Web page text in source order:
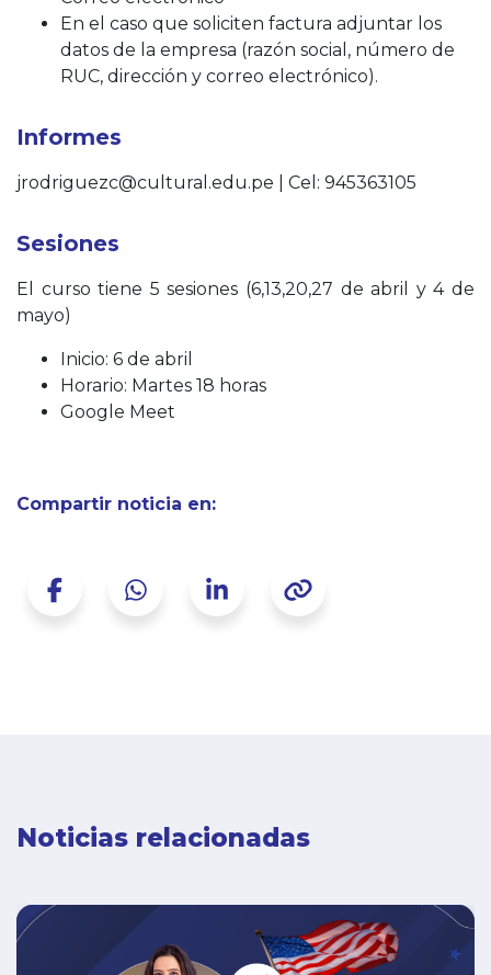
En el caso que soliciten factura adjuntar los
datos de la empresa (razón social, número de
RUC, dirección y correo electrónico).
Informes
jrodriguezc@cultural.edu.pe | Cel: 945363105
Sesiones
El curso tiene 5 sesiones (6,13,20,27 de abril y 4 de
mayo)
Inicio: 6 de abril
Horario: Martes 18 horas
Google Meet
Compartir noticia en:
Noticias relacionadas